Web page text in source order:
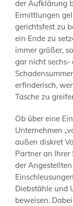
der Aufklärung
Ermittlungen
gerichtsfest zu
ein Ende zu
immer größer,
gar nicht sechs-
erfinderisch,
Tasche zu
Ob über eine
Unternehmen
außen diskret
Partner an Ihrer
der
Diebstähle und
beweisen.